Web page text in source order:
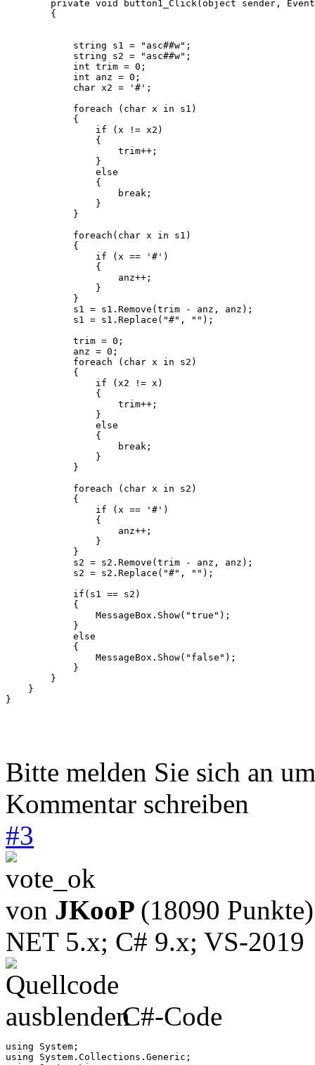
private void button1_Click(object sender,
        {
            string s1 = "asc##w";
            string s2 = "asc##w";
            int trim = 0;
            int anz = 0;
            char x2 = '#';
            foreach (char x in s1)
            {
                if (x != x2)
                {
                    trim++;
                }
                else
                {
                    break;
                }
            }
            foreach(char x in s1)
            {
                if (x == '#')
                {
                    anz++;
                }
            }
            s1 = s1.Remove(trim - anz, anz);
            s1 = s1.Replace("#", "");
            trim = 0;
            anz = 0;
            foreach (char x in s2)
            {
                if (x2 != x)
                {
                    trim++;
                }
                else
                {
                    break;
                }
            }
            foreach (char x in s2)
            {
                if (x == '#')
                {
                    anz++;
                }
            }
            s2 = s2.Remove(trim - anz, anz);
            s2 = s2.Replace("#", "");
            if(s1 == s2)
            {
                MessageBox.Show("true");
            }
            else
            {
                MessageBox.Show("false");
            }
        }
    }
}
Bitte melden Sie sich an
Kommentar schreiben
#3
von JKooP (18090 Punkte)
NET 5.x; C# 9.x; VS-2019
C#-Code
using System;
using System.Collections.Generic;